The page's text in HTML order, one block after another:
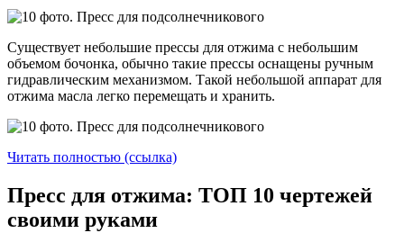
Существует небольшие прессы для отжима с небольшим
объемом бочонка, обычно такие прессы оснащены ручным
гидравлическим механизмом. Такой небольшой аппарат для
отжима масла легко перемещать и хранить.
Читать полностью (ссылка)
Пресс для отжима: ТОП 10 чертежей
своими руками